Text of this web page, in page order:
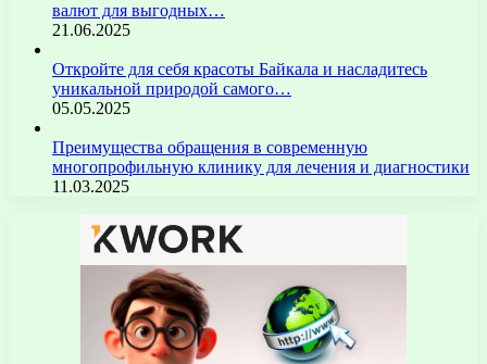
валют для выгодных…
21.06.2025
Откройте для себя красоты Байкала и насладитесь
уникальной природой самого…
05.05.2025
Преимущества обращения в современную
многопрофильную клинику для лечения и диагностики
11.03.2025